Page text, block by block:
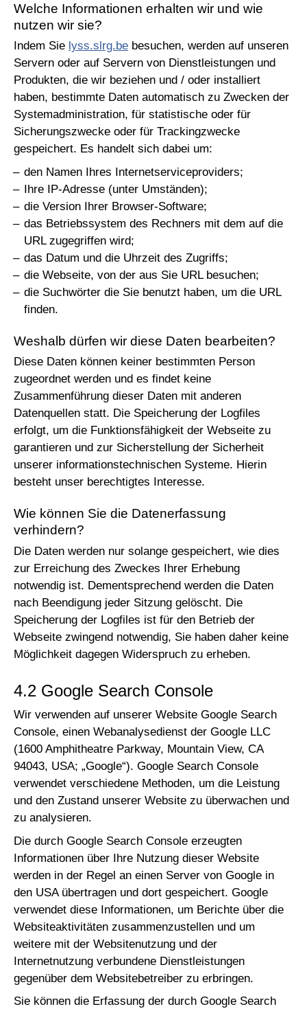
Welche Informationen erhalten wir und wie
nutzen wir sie?
Indem Sie lyss.slrg.be besuchen, werden auf unseren
Servern oder auf Servern von Dienstleistungen und
Produkten, die wir beziehen und / oder installiert
haben, bestimmte Daten automatisch zu Zwecken der
Systemadministration, für statistische oder für
Sicherungszwecke oder für Trackingzwecke
gespeichert. Es handelt sich dabei um:
den Namen Ihres Internetserviceproviders;
Ihre IP-Adresse (unter Umständen);
die Version Ihrer Browser-Software;
das Betriebssystem des Rechners mit dem auf die
URL zugegriffen wird;
das Datum und die Uhrzeit des Zugriffs;
die Webseite, von der aus Sie URL besuchen;
die Suchwörter die Sie benutzt haben, um die URL
finden.
Weshalb dürfen wir diese Daten bearbeiten?
Diese Daten können keiner bestimmten Person
zugeordnet werden und es findet keine
Zusammenführung dieser Daten mit anderen
Datenquellen statt. Die Speicherung der Logfiles
erfolgt, um die Funktionsfähigkeit der Webseite zu
garantieren und zur Sicherstellung der Sicherheit
unserer informationstechnischen Systeme. Hierin
besteht unser berechtigtes Interesse.
Wie können Sie die Datenerfassung
verhindern?
Die Daten werden nur solange gespeichert, wie dies
zur Erreichung des Zweckes Ihrer Erhebung
notwendig ist. Dementsprechend werden die Daten
nach Beendigung jeder Sitzung gelöscht. Die
Speicherung der Logfiles ist für den Betrieb der
Webseite zwingend notwendig, Sie haben daher keine
Möglichkeit dagegen Widerspruch zu erheben.
4.2 Google Search Console
Wir verwenden auf unserer Website Google Search
Console, einen Webanalysedienst der Google LLC
(1600 Amphitheatre Parkway, Mountain View, CA
94043, USA; „Google“). Google Search Console
verwendet verschiedene Methoden, um die Leistung
und den Zustand unserer Website zu überwachen und
zu analysieren.
Die durch Google Search Console erzeugten
Informationen über Ihre Nutzung dieser Website
werden in der Regel an einen Server von Google in
den USA übertragen und dort gespeichert. Google
verwendet diese Informationen, um Berichte über die
Websiteaktivitäten zusammenzustellen und um
weitere mit der Websitenutzung und der
Internetnutzung verbundene Dienstleistungen
gegenüber dem Websitebetreiber zu erbringen.
Sie können die Erfassung der durch Google Search